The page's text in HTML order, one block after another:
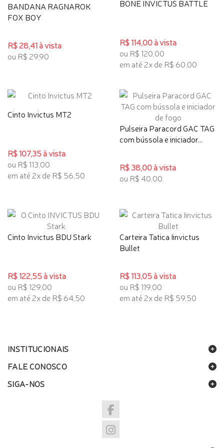
BANDANA RAGNAROK
FOX BOY
R$ 28,41 à vista
ou R$ 29,90
BONE INVICTUS BATTLE
R$ 114,00 à vista
ou R$ 120,00
em até 2x de R$ 60,00
Cinto Invictus MT2
R$ 107,35 à vista
ou R$ 113,00
em até 2x de R$ 56,50
Pulseira Paracord GAC TAG
com bússola e iniciador...
R$ 38,00 à vista
ou R$ 40,00
Cinto Invictus BDU Stark
R$ 122,55 à vista
ou R$ 129,00
em até 2x de R$ 64,50
Carteira Tatica Iinvictus
Bullet
R$ 113,05 à vista
ou R$ 119,00
em até 2x de R$ 59,50
INSTITUCIONAIS
FALE CONOSCO
SIGA-NOS